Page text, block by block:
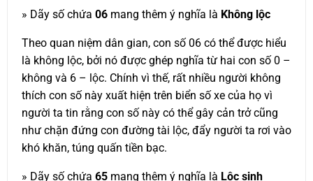
» Dãy số chứa 06 mang thêm ý nghĩa là Không lộc
Theo quan niệm dân gian, con số 06 có thể được hiểu
là không lộc, bởi nó được ghép nghĩa từ hai con số 0 –
không và 6 – lộc. Chính vì thế, rất nhiều người không
thích con số này xuất hiện trên biển số xe của họ vì
người ta tin rằng con số này có thể gây cản trở cũng
như chặn đứng con đường tài lộc, đẩy người ta rơi vào
khó khăn, túng quấn tiền bạc.
» Dãy số chứa 65 mang thêm ý nghĩa là Lộc sinh